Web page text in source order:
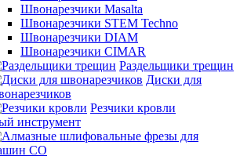
Швонарезчики Masalta
Швонарезчики STEM Techno
Швонарезчики DIAM
Швонарезчики CIMAR
Раздельщики трещин
Диски для
Резчики кровли
инструмент